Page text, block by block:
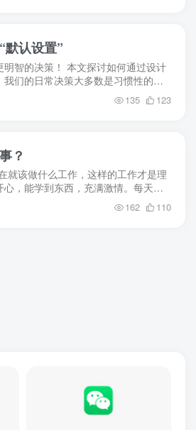
默认设置”
智的决策！ 本文探讨如何通过设计
们的日常决策大多数是习惯性的，
惯，我们可以更容...
135 123
？
就该做什么工作，这样的工作才是理
，能学到东西，充满激情。每天会
” ——沃伦·巴菲...
162 110